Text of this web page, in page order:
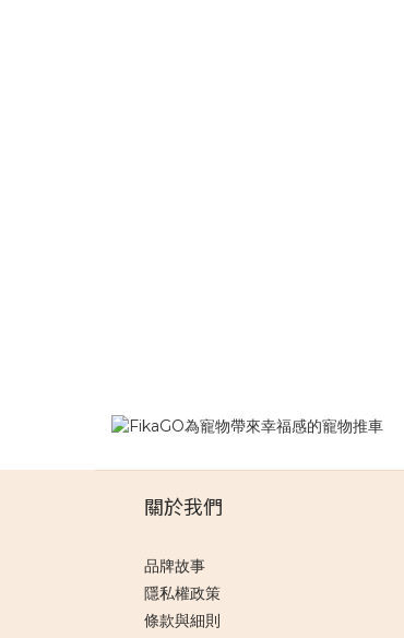
關於我們
品牌故事
隱私權政策
條款與細則